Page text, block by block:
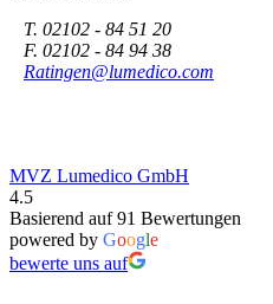
T. 02102 - 84 51 20
F. 02102 - 84 94 38
Ratingen@lumedico.com
MVZ Lumedico GmbH
4.5
Basierend auf 91 Bewertungen
powered by Google
bewerte uns auf